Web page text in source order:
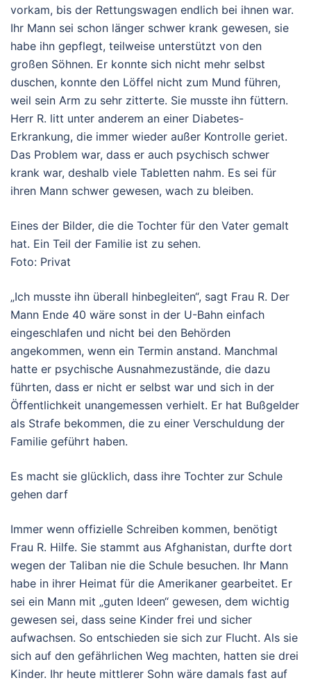
vorkam, bis der Rettungswagen endlich bei ihnen war.
Ihr Mann sei schon länger schwer krank gewesen, sie
habe ihn gepflegt, teilweise unterstützt von den
großen Söhnen. Er konnte sich nicht mehr selbst
duschen, konnte den Löffel nicht zum Mund führen,
weil sein Arm zu sehr zitterte. Sie musste ihn füttern.
Herr R. litt unter anderem an einer Diabetes-
Erkrankung, die immer wieder außer Kontrolle geriet.
Das Problem war, dass er auch psychisch schwer
krank war, deshalb viele Tabletten nahm. Es sei für
ihren Mann schwer gewesen, wach zu bleiben.
Eines der Bilder, die die Tochter für den Vater gemalt
hat. Ein Teil der Familie ist zu sehen.
Foto: Privat
„Ich musste ihn überall hinbegleiten“, sagt Frau R. Der
Mann Ende 40 wäre sonst in der U-Bahn einfach
eingeschlafen und nicht bei den Behörden
angekommen, wenn ein Termin anstand. Manchmal
hatte er psychische Ausnahmezustände, die dazu
führten, dass er nicht er selbst war und sich in der
Öffentlichkeit unangemessen verhielt. Er hat Bußgelder
als Strafe bekommen, die zu einer Verschuldung der
Familie geführt haben.
Es macht sie glücklich, dass ihre Tochter zur Schule
gehen darf
Immer wenn offizielle Schreiben kommen, benötigt
Frau R. Hilfe. Sie stammt aus Afghanistan, durfte dort
wegen der Taliban nie die Schule besuchen. Ihr Mann
habe in ihrer Heimat für die Amerikaner gearbeitet. Er
sei ein Mann mit „guten Ideen“ gewesen, dem wichtig
gewesen sei, dass seine Kinder frei und sicher
aufwachsen. So entschieden sie sich zur Flucht. Als sie
sich auf den gefährlichen Weg machten, hatten sie drei
Kinder. Ihr heute mittlerer Sohn wäre damals fast auf